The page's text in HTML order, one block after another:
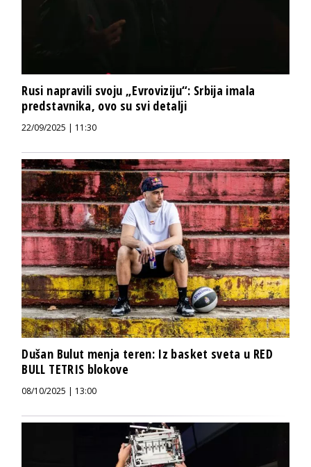
Rusi napravili svoju „Evroviziju“: Srbija imala
predstavnika, ovo su svi detalji
22/09/2025 | 11:30
Dušan Bulut menja teren: Iz basket sveta u RED
BULL TETRIS blokove
08/10/2025 | 13:00